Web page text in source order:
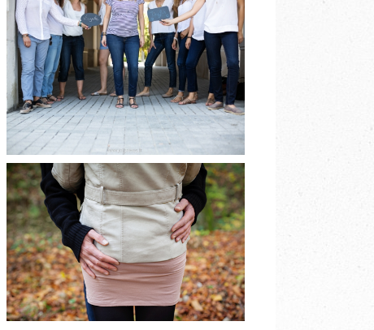
[BIENTÔT]
BABYSHOWER À
GRENOBLE
EN LIRE PLUS
PHOTOGRAPHE DE
COUPLE
GRENOBLE A&V
EN LIRE PLUS